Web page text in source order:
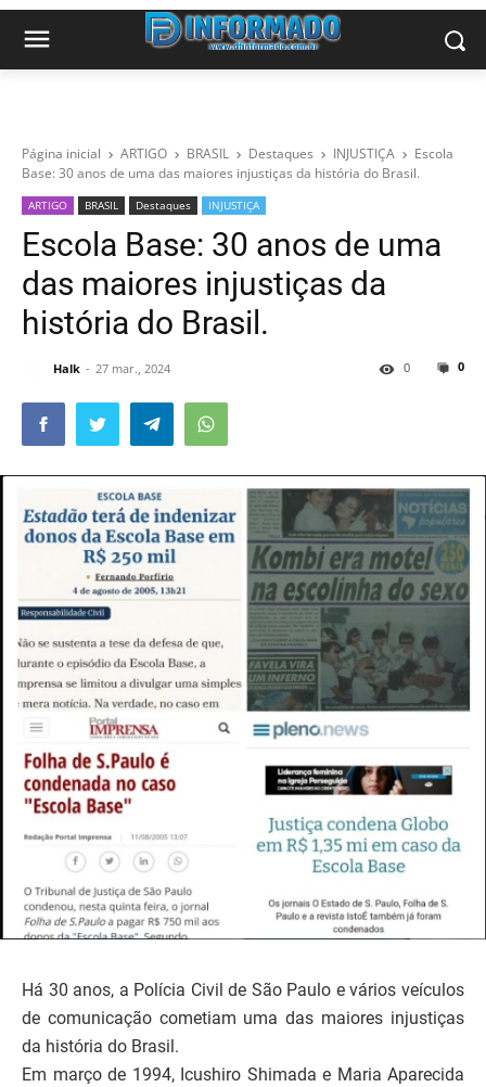
Página inicial ARTIGO BRASIL Destaques INJUSTIÇA
Escola
Base: 30 anos de uma das maiores injustiças da história do Brasil.
ARTIGO BRASIL Destaques INJUSTIÇA
Escola Base: 30 anos de uma
das maiores injustiças da
história do Brasil.
Halk 27 mar., 2024 0
0
Há 30 anos, a Polícia Civil de São Paulo e vários veículos
de comunicação cometiam uma das maiores injustiças
da história do Brasil.
Em março de 1994, Icushiro Shimada e Maria Aparecida